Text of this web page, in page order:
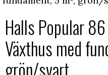
Halls Popular
Växthus med
grön/svart